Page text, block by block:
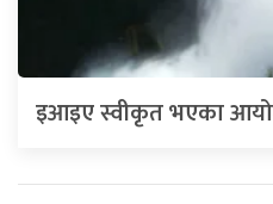
इआइए स्वीकृत भएका